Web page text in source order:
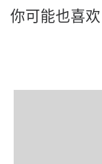
你可能也喜欢